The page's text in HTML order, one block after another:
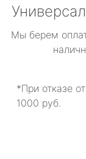
Мы берем
*При отказе
1000 руб.